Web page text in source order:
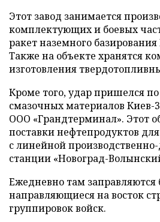
Этот завод занимается
комплектующих и боевых
ракет наземного
Также на объекте хранятся
изготовления
Кроме того, удар пришелся
смазочных материалов
ООО «Грандтерминал». Этот
поставки нефтепродуктов
с линейной
станции «Новоград-
Ежедневно там заправляются
направляющиеся на восток
группировок войск.